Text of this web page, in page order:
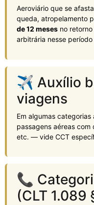
Aeroviário que se
queda, atropelamento
de 12 meses no
arbitrária nesse
✈️ Auxílio
viagens
Em algumas
passagens aéreas
etc. — vide CCT
📞
(CLT 1.089